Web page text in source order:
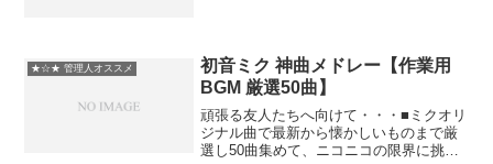
★☆★ 管理人オススメ
初音ミク 神曲メドレー【作業用
BGM 厳選50曲】
頑張る友人たちへ向けて・・・■ミクオリ
ジナル曲で最新から懐かしいものまで厳
選し50曲集めて、ニコニコの限界に挑戦